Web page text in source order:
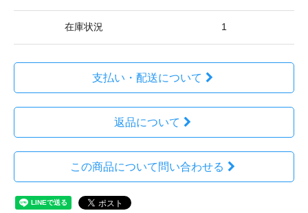
在庫状況 1
支払い・配送について
返品について
この商品について問い合わせる